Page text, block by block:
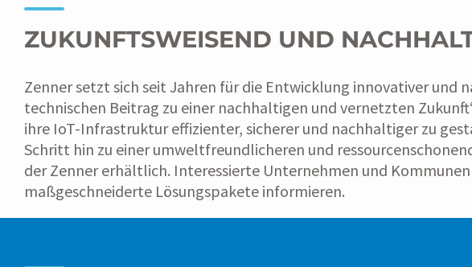
ZUKUNFTSWEISEND UND
Zenner setzt sich seit Jahren für die Entwicklung innovativer und
technischen Beitrag zu einer nachhaltigen und vernetzten
ihre IoT-Infrastruktur effizienter, sicherer und nachhaltiger zu
Schritt hin zu einer umweltfreundlicheren und
der Zenner erhältlich. Interessierte Unternehmen und
maßgeschneiderte Lösungspakete informieren.